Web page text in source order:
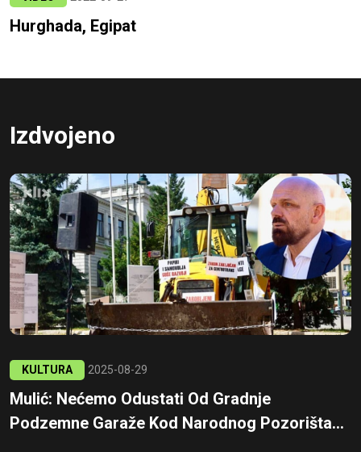
Hurghada, Egipat
Izdvojeno
KULTURA 2025-08-29
Mulić: Nećemo Odustati Od Gradnje
Podzemne Garaže Kod Narodnog Pozorišta...